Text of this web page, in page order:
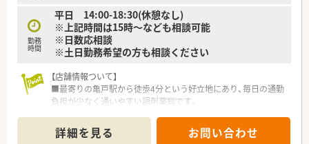
勤務
時間
平日 14:00-18:30(休憩なし)
※上記時間は15時～なども相談可能
※日数応相談
※土日勤務希望の方も相談ください
【店舗情報ついて】
■最寄りの亀戸駅から徒歩4分という好立地にあり、毎日の通勤
負担が少なく通いやすい調剤薬局です。
枚～80枚の処方箋に対応しています。
詳細を見る お問い合わせ